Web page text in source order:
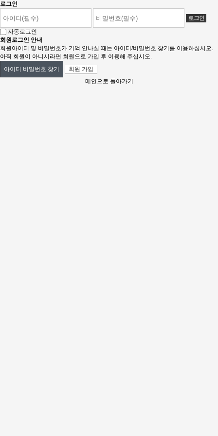
로그인
자동로그인
회원로그인 안내
회원아이디 및 비밀번호가 기억 안나실 때는 아이디/비밀번호 찾기를 이용하십시오.
아직 회원이 아니시라면 회원으로 가입 후 이용해 주십시오.
아이디 비밀번호 찾기
회원 가입
메인으로 돌아가기